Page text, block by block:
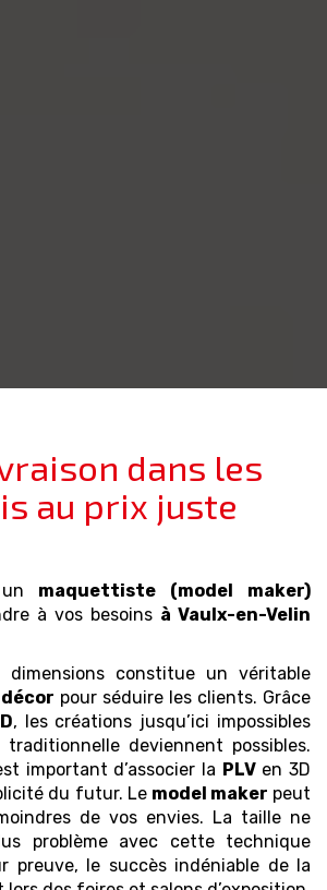
dans les
au prix juste
un maquettiste (model maker)
à vos besoins à Vaulx-en-Velin
constitue un véritable
décor pour séduire les clients. Grâce
, les créations jusqu’ici impossibles
traditionnelle deviennent possibles.
important d’associer la PLVen 3D
du futur. Le model maker peut
de vos envies. La taille ne
problème avec cette technique
preuve, le succès indéniable de la